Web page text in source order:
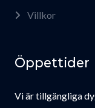
Villkor
Öppettider
Vi är tillgängliga